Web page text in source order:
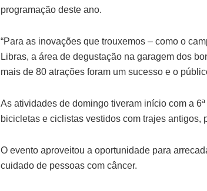
programação deste ano.
“Para as inovações que trouxemos – como o
Libras, a área de degustação na garagem dos
mais de 80 atrações foram um sucesso e o
As atividades de domingo tiveram início com a
bicicletas e ciclistas vestidos com trajes
O evento aproveitou a oportunidade para
cuidado de pessoas com câncer.